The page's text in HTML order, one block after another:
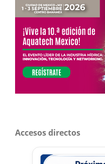
Accesos directos